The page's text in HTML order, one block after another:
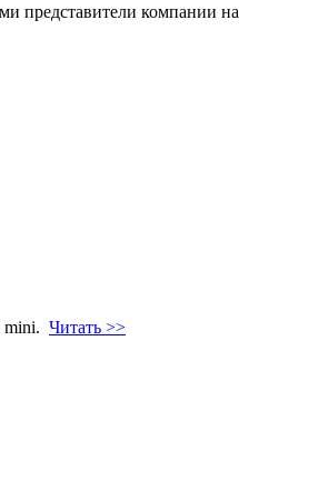
представители компании на
mini. Читать >>